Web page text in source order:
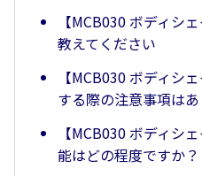
【MCB030 ボディシ
教えてください
【MCB030 ボディシ
する際の注意事項は
【MCB030 ボディシ
能はどの程度ですか？